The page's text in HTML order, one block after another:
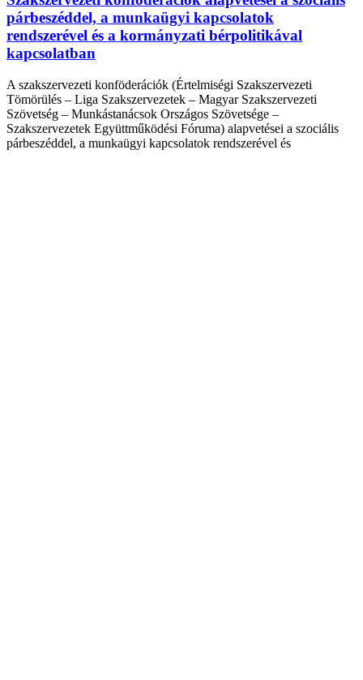
párbeszéddel, a munkaügyi kapcsolatok
rendszerével és a kormányzati bérpolitikával
kapcsolatban
A szakszervezeti konföderációk (Értelmiségi Szakszervezeti
Tömörülés – Liga Szakszervezetek – Magyar Szakszervezeti
Szövetség – Munkástanácsok Országos Szövetsége –
Szakszervezetek Együttműködési Fóruma) alapvetései a szociális
párbeszéddel, a munkaügyi kapcsolatok rendszerével és